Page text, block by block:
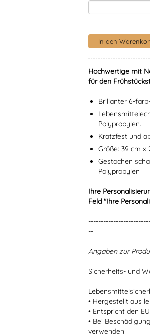
Hochwertige mit
für den
Brillanter 6-
Polypropylen.
Kratzfest und
Größe: 39 cm x
Gestochen
Polypropylen
Ihre
Feld "Ihre
--
Angaben zur
Sicherheits- und
• Hergestellt aus
• Entspricht den
• Bei
verwenden